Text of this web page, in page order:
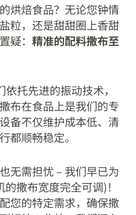
烘焙食品？无论您钟情
粒，还是甜甜圈上香甜
疑：精准的配料撒布至
托先进的振动技术，
布在食品上是我们的专
备不仅维护成本低、清
都顺畅稳定。
无需担忧 – 我们早已为
撒布宽度完全可调)！
您的特定需求，确保撒